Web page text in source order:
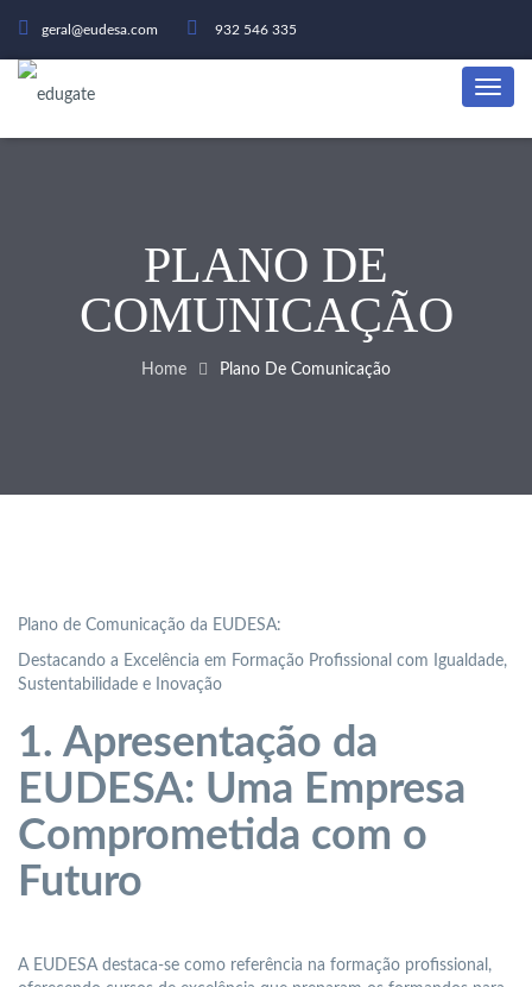
geral@eudesa.com 932 546 335
PLANO DE
COMUNICAÇÃO
Home Plano De Comunicação
Plano de Comunicação da EUDESA:
Destacando a Excelência em Formação Profissional com Igualdade,
Sustentabilidade e Inovação
1. Apresentação da
EUDESA: Uma Empresa
Comprometida com o
Futuro
A EUDESA destaca-se como referência na formação profissional,